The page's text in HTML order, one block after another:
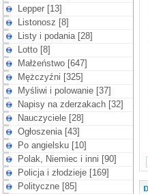
Lepper [13]
Listonosz [8]
Listy i podania [28]
Lotto [8]
Małżeństwo [647]
Mężczyźni [325]
Myśliwi i polowanie [37]
Napisy na zderzakach [32]
Nauczyciele [28]
Ogłoszenia [43]
Po angielsku [10]
Polak, Niemiec i inni [90]
Policja i złodzieje [169]
Polityczne [85]